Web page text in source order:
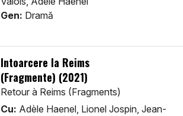
Gen: Dramă
Întoarcere la Reims
(Fragmente) (2021)
Retour à Reims (Fragments)
Cu: Adèle Haenel, Lionel Jospin, Jean-